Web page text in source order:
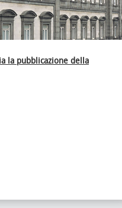
la pubblicazione della